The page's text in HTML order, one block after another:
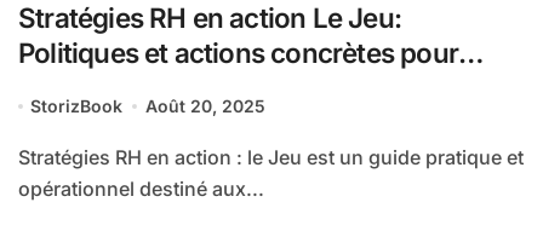
Stratégies RH en action Le Jeu:
Politiques et actions concrètes pour
stratégies RH en entreprise
StorizBook Août 20, 2025
Stratégies RH en action : le Jeu est un guide pratique et
opérationnel destiné aux...